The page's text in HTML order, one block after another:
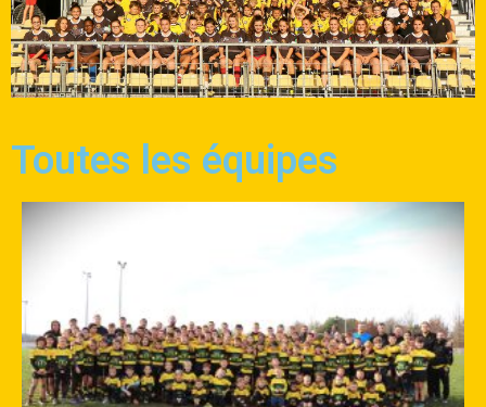
Toutes les équipes